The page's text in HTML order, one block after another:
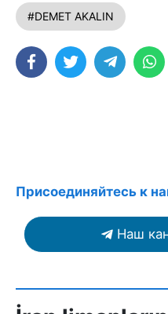
#DEMET AKALIN
Присоединяйтесь к
Наш